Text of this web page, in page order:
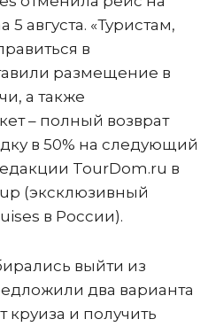
августа. «Туристам,
в
размещение в
а также
– полный возврат
в 50% на следующий
TourDom.ru в
(эксклюзивный
в России).
выйти из
два варианта
круиза и получить